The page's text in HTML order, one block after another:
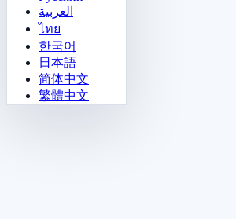
العربية
ไทย
한국어
日本語
简体中文
繁體中文